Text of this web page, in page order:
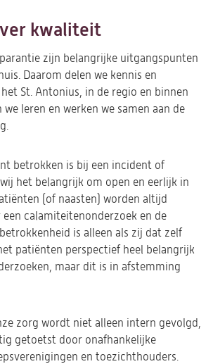
kwaliteit
zijn belangrijke uitgangspunten
Daarom delen we kennis en
St. Antonius, in de regio en binnen
we leren en werken we samen aan de
betrokken is bij een incident of
het belangrijk om open en eerlijk in
(of naasten) worden altijd
calamiteitenonderzoek en de
is alleen als zij dat zelf
patiënten perspectief heel belangrijk
maar dit is in afstemming
zorg wordt niet alleen intern gevolgd,
getoetst door onafhankelijke
en toezichthouders.